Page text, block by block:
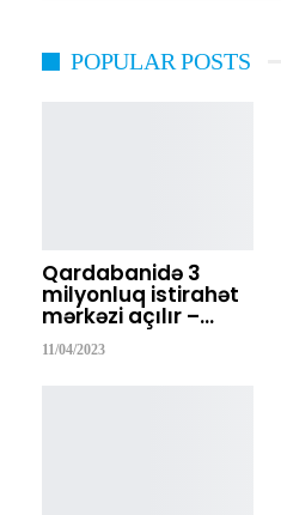
POPULAR POSTS
Qardabanidə 3
milyonluq istirahət
mərkəzi açılır –…
11/04/2023